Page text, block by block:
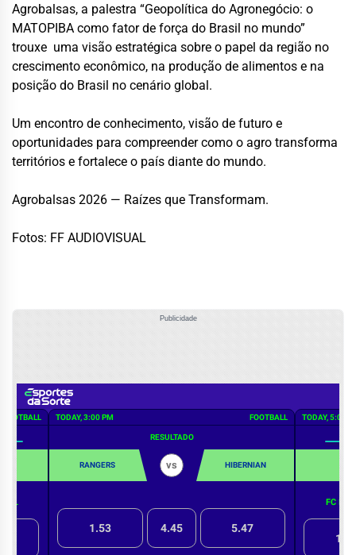
Agrobalsas, a palestra “Geopolítica do Agronegócio: o
MATOPIBA como fator de força do Brasil no mundo”
trouxe uma visão estratégica sobre o papel da região no
crescimento econômico, na produção de alimentos e na
posição do Brasil no cenário global.
Um encontro de conhecimento, visão de futuro e
oportunidades para compreender como o agro transforma
territórios e fortalece o país diante do mundo.
Agrobalsas 2026 — Raízes que Transformam.
Fotos: FF AUDIOVISUAL
Publicidade